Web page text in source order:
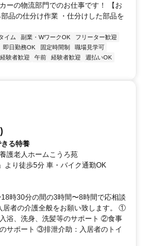
ーの物流部門でのお仕事です！ 【お
品の仕分け作業 ・仕分けした部品を
イム 副業・WワークOK
フリーター歓迎
即日勤務OK 固定時間制
職場見学可
験者歓迎 午前 経験者歓迎
週払いOK
る特養
護老人ホームこうろ苑
呂駅」より徒歩5分 車・バイク通勤OK
時30分の間の3時間〜8時間で応相談
居者の介護全般をお願い致します。 ①
浴、洗身、洗髪等のサポート ②食事
サポート ③排泄介助：入居者のトイ